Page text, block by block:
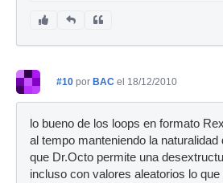
#10 por BAC el 18/12/2010
lo bueno de los loops en formato
al tempo manteniendo la naturalidad
que Dr.Octo permite una
incluso con valores aleatorios lo